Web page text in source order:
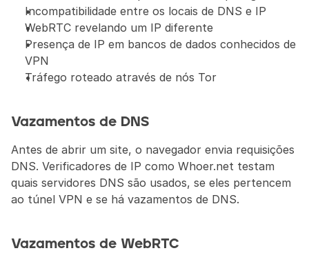
Incompatibilidade entre os locais de DNS e IP
WebRTC revelando um IP diferente
Presença de IP em bancos de dados conhecidos de
VPN
Tráfego roteado através de nós Tor
Vazamentos de DNS
Antes de abrir um site, o navegador envia requisições
DNS. Verificadores de IP como Whoer.net testam
quais servidores DNS são usados, se eles pertencem
ao túnel VPN e se há vazamentos de DNS.
Vazamentos de WebRTC